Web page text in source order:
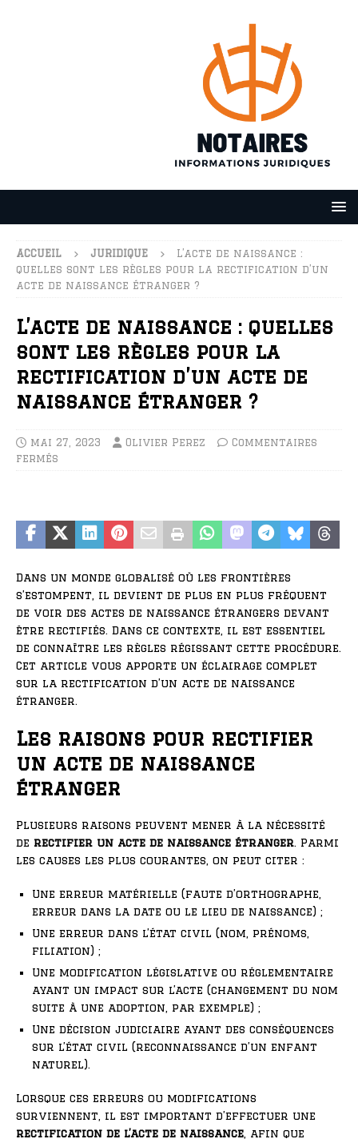
ACCUEIL JURIDIQUE
L’acte de naissance :
quelles sont les règles pour la rectification d’un
acte de naissance étranger ?
L’acte de naissance : quelles
sont les règles pour la
rectification d’un acte de
naissance étranger ?
mai 27, 2023 Olivier Perez
Commentaires
fermés
Dans un monde globalisé où les frontières
s’estompent, il devient de plus en plus fréquent
de voir des actes de naissance étrangers devant
être rectifiés. Dans ce contexte, il est essentiel
de connaître les règles régissant cette procédure.
Cet article vous apporte un éclairage complet
sur la rectification d’un acte de naissance
étranger.
Les raisons pour rectifier
un acte de naissance
étranger
Plusieurs raisons peuvent mener à la nécessité
de rectifier un acte de naissance étranger. Parmi
les causes les plus courantes, on peut citer :
Une erreur matérielle (faute d’orthographe,
erreur dans la date ou le lieu de naissance) ;
Une erreur dans l’état civil (nom, prénoms,
filiation) ;
Une modification législative ou réglementaire
ayant un impact sur l’acte (changement du nom
suite à une adoption, par exemple) ;
Une décision judiciaire ayant des conséquences
sur l’état civil (reconnaissance d’un enfant
naturel).
Lorsque ces erreurs ou modifications
surviennent, il est important d’effectuer une
rectification de l’acte de naissance , afin que